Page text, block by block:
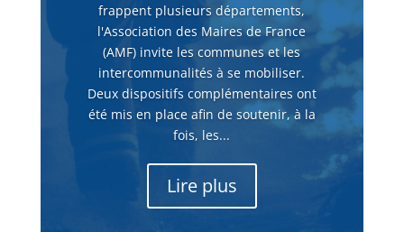
frappent plusieurs départements,
l'Association des Maires de France
(AMF) invite les communes et les
intercommunalités à se mobiliser.
Deux dispositifs complémentaires ont
été mis en place afin de soutenir, à la
fois, les...
Lire plus